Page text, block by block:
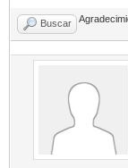
Buscar